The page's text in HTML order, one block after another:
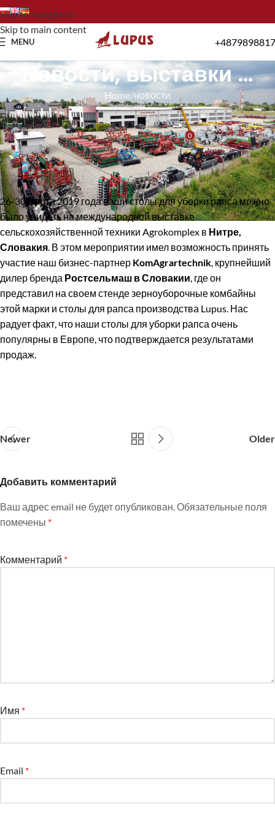
Skip to navigation
Skip to main content
MENU
Hовости, выставки …
Home новости
НОВОСТИ
LUPUS на выставке Agrokomplex в Нитре, Словакия
LupusOn 7 апреля 2019 0
26-30 марта 2019 года наши столы для уборки рапса можно
было увидеть на международной выставке
сельскохозяйственной техники Agrokomplex в Нитре,
Словакия . В этом мероприятии имел возможность принять
участие наш бизнес-партнер KomAgrartechnik , крупнейший
дилер бренда Ростсельмаш в Словакии , где он
представил на своем стенде зерноуборочные комбайны
этой марки и столы для рапса производства Lupus. Нас
радует факт, что наши столы для уборки рапса очень
популярны в Европе, что подтверждается результатами
продаж.
Newer Older
Добавить комментарий
Ваш адрес email не будет опубликован.Обязательные поля
помечены *
Комментарий *
Имя *
Email *